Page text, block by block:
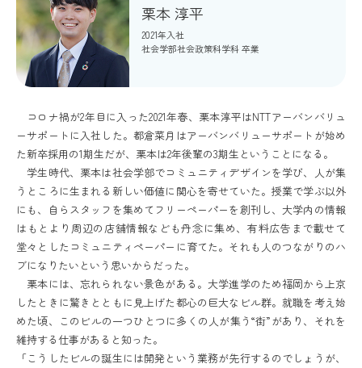
栗本 淳平
2021年入社
社会学部社会政策科学科 卒業
コロナ禍が2年目に入った2021年春、栗本淳平はNTTアーバンバリュ
ーサポートに入社した。都倉菜月はアーバンバリューサポートが始め
た新卒採用の1期生だが、栗本は2年後輩の3期生ということになる。
学生時代、栗本は社会学部でコミュニティデザインを学び、人が集
うところに生まれる新しい価値に関心を寄せていた。授業で学ぶ以外
にも、自らスタッフを集めてフリーペーパーを創刊し、大学内の情報
はもとより周辺の店舗情報なども丹念に集め、有料広告まで載せて
堂々としたコミュニティペーパーに育てた。それも人のつながりのハ
ブになりたいという思いからだった。
栗本には、忘れられない景色がある。大学進学のため福岡から上京
したときに驚きとともに見上げた都心の巨大なビル群。就職を考え始
めた頃、このビルの一つひとつに多くの人が集う“街”があり、それを
維持する仕事があると知った。
「こうしたビルの誕生には開発という業務が先行するのでしょうが、